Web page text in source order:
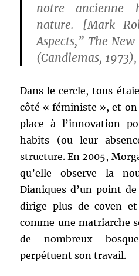
notre ancienne
nature. [Mark
Aspects,” The
(Candlemas, 1973),
Dans le cercle, tous
côté « féministe », et on
place à l’innovation
habits (ou leur
structure. En 2005,
qu’elle observe la
Dianiques d’un point
dirige plus de coven
comme une matriarche
de nombreux
perpétuent son travail.